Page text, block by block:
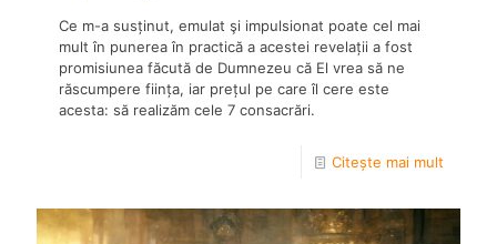
Ce m-a susținut, emulat şi impulsionat poate cel mai
mult în punerea în practică a acestei revelații a fost
promisiunea făcută de Dumnezeu că El vrea să ne
răscumpere ființa, iar prețul pe care îl cere este
acesta: să realizăm cele 7 consacrări.
Citește mai mult